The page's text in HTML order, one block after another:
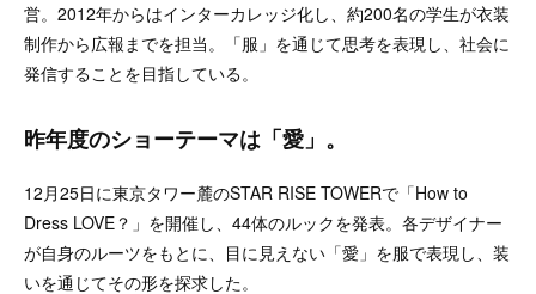
営。2012年からはインターカレッジ化し、約200名の学生が衣装
制作から広報までを担当。「服」を通じて思考を表現し、社会に
発信することを目指している。
昨年度のショーテーマは「愛」。
12月25日に東京タワー麓のSTAR RISE TOWERで「How to
Dress LOVE？」を開催し、44体のルックを発表。各デザイナー
が自身のルーツをもとに、目に見えない「愛」を服で表現し、装
いを通じてその形を探求した。